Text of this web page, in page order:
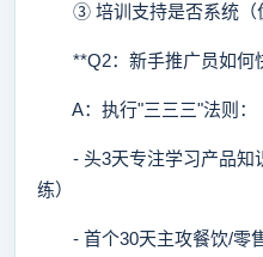
③ 培训支持是否系统（优
**Q2：新手推广员如何
A：执行"三三三"法则：
- 头3天专注学习产品知
练）
- 首个30天主攻餐饮/零